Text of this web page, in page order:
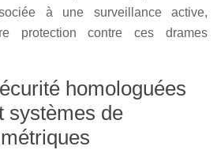
à une surveillance active,
protection contre ces drames
homologuées
systèmes de